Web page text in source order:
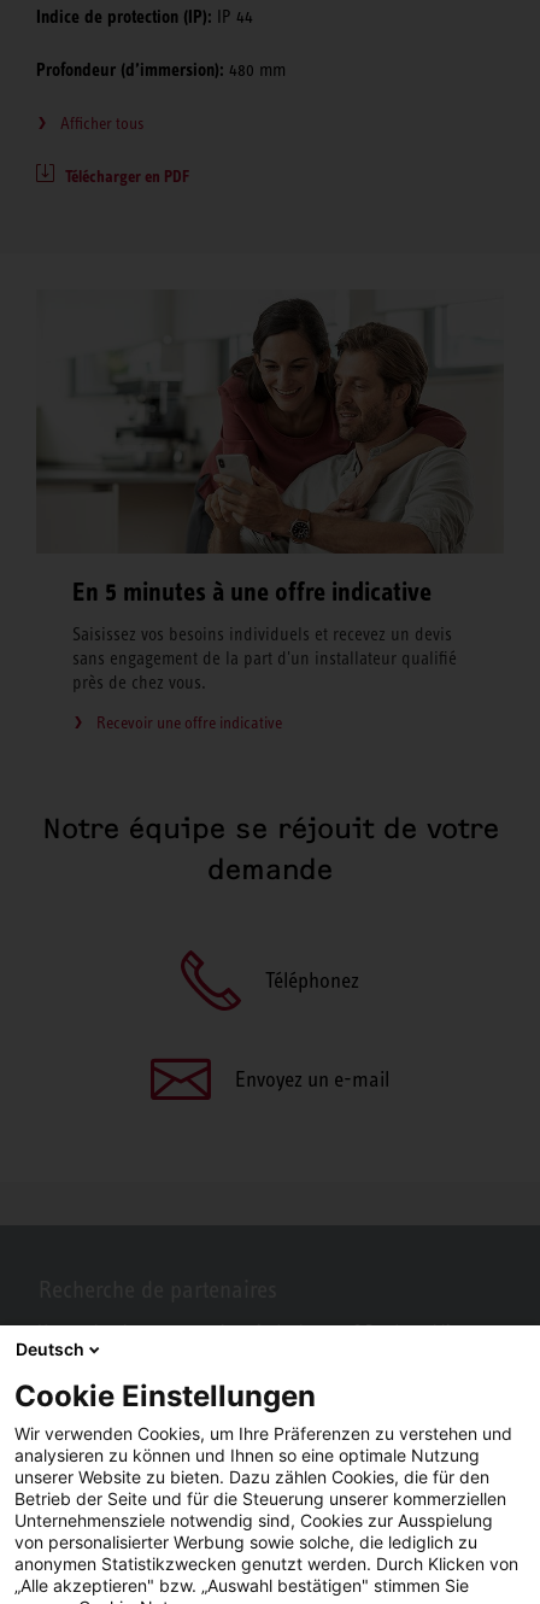
Indice de protection (IP): IP 44
Profondeur (d’immersion): 480 mm
Afficher tous
Télécharger en PDF
En 5 minutes à une offre indicative
Saisissez vos besoins individuels et recevez un devis
sans engagement de la part d'un installateur qualifié
près de chez vous.
Recevoir une offre indicative
Notre équipe se réjouit de votre
demande
Téléphonez
Envoyez un e-mail
Vous recherchez un partenaire près de chez vous? Pas de problème
avec STIEBEL ELTRON.
Facebook YouTube LinkedIn
Deutsch
Cookie Einstellungen
Wir verwenden Cookies, um Ihre Präferenzen zu verstehen und
analysieren zu können und Ihnen so eine optimale Nutzung
unserer Website zu bieten. Dazu zählen Cookies, die für den
Betrieb der Seite und für die Steuerung unserer kommerziellen
Unternehmensziele notwendig sind, Cookies zur Ausspielung
von personalisierter Werbung sowie solche, die lediglich zu
anonymen Statistikzwecken genutzt werden. Durch Klicken von
„Alle akzeptieren" bzw. „Auswahl bestätigen" stimmen Sie